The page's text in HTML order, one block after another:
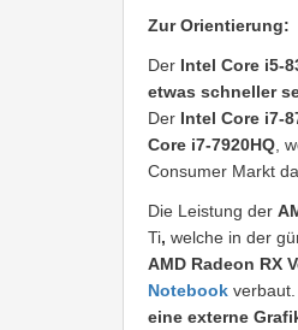
Zur Orientierung:
Der Intel Core i5-
etwas schneller
Der Intel Core i7-
Core i7-7920HQ ,
Consumer Markt
Die Leistung der
Ti, welche in der
AMD Radeon RX
Notebook
eine externe